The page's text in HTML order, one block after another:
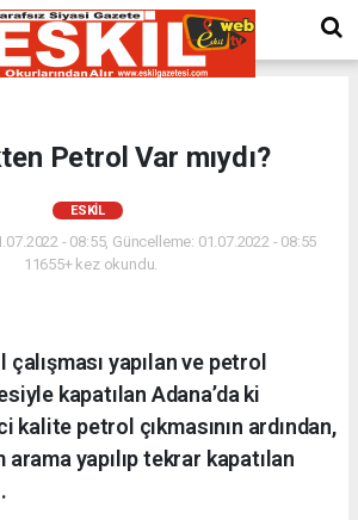
Petrol Var mıydı?
ESKİL
- 08:55, Güncelleme: 01.07.2022 - 08:55
11655+ kez okundu.
yapılan ve petrol
kapatılan Adana’da ki
kalite petrol çıkmasının ardından,
yapılıp tekrar kapatılan